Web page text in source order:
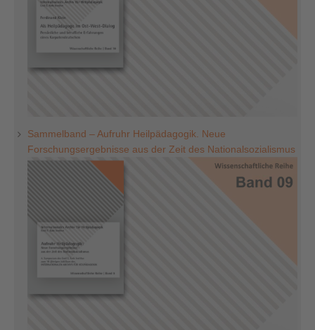
Sammelband – Aufruhr Heilpädagogik. Neue
Forschungsergebnisse aus der Zeit des Nationalsozialismus